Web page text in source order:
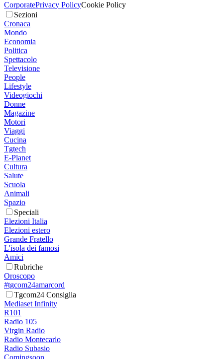
CorporatePrivacy PolicyCookie Policy
Sezioni
Cronaca
Mondo
Economia
Politica
Spettacolo
Televisione
People
Lifestyle
Videogiochi
Donne
Magazine
Motori
Viaggi
Cucina
Tgtech
E-Planet
Cultura
Salute
Scuola
Animali
Spazio
Speciali
Elezioni Italia
Elezioni estero
Grande Fratello
L'isola dei famosi
Amici
Rubriche
Oroscopo
#tgcom24amarcord
Tgcom24 Consiglia
Mediaset Infinity
R101
Radio 105
Virgin Radio
Radio Montecarlo
Radio Subasio